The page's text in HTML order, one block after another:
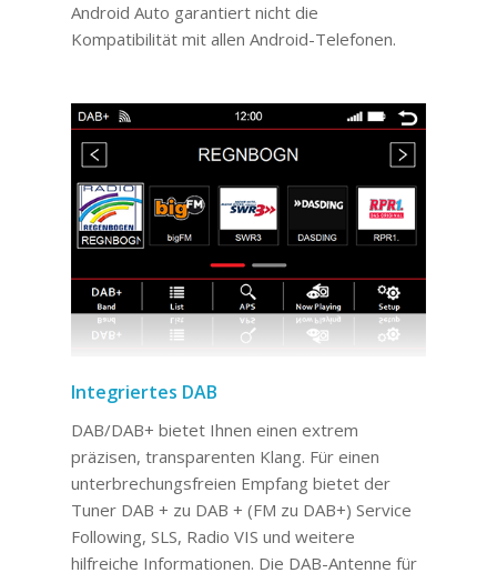
Android Auto garantiert nicht die
Kompatibilität mit allen Android-Telefonen.
Integriertes DAB
DAB/DAB+ bietet Ihnen einen extrem
präzisen, transparenten Klang. Für einen
unterbrechungsfreien Empfang bietet der
Tuner DAB + zu DAB + (FM zu DAB+) Service
Following, SLS, Radio VIS und weitere
hilfreiche Informationen. Die DAB-Antenne für